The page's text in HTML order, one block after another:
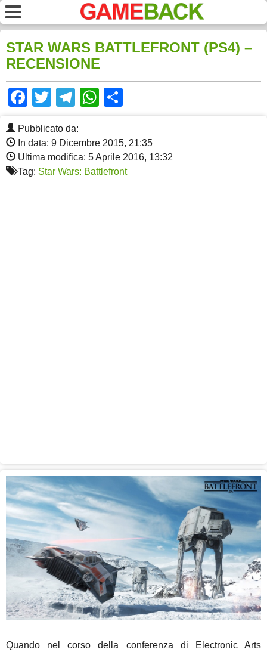
STAR WARS BATTLEFRONT (PS4) –
RECENSIONE
Facebook
TwitterTelegram
WhatsApp
Pubblicato da:
In data: 9 Dicembre 2015, 21:35
Ultima modifica: 5 Aprile 2016, 13:32
Tag: Star Wars: Battlefront
Quando nel corso della conferenza di Electronic Arts